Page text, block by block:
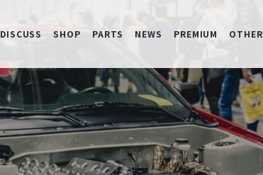
DISCUSS SHOP PARTS NEWS PREMIUM OTHER